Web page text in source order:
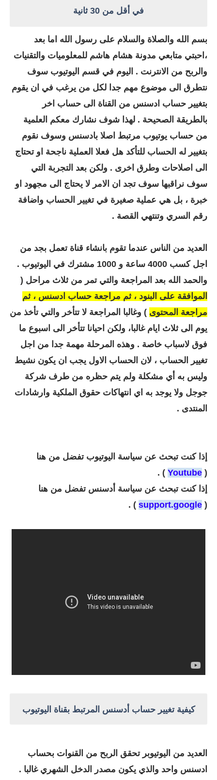
في أقل من 30 ثانية
بسم الله والصلاة والسلام على رسول الله اما بعد
،احبتي متابعي مدونة هشام هاشم للمعلوميات والتقنيات
والربح من الانترنت . اليوم في قسم اليوتيوب سوف
نتطرق الى موضوع مهم جدا لكل من يرغب في ان يقوم
بتغيير حساب ادسنس من القناة الى حساب اخر
بالطريقة الصحيحة . لهذا شوف نشارك معكم العلمية
من حساب يوتيوب مرتبط اصلا بادسنس وسوف نقوم
بتغيير له الحساب للتأكد هل فعلا العملية ناجحة او تحتاج
الى اصلاحات وطرق اخرى . ولكن بعد التجربة التي
سوف نراقبها سوف تجد ان الامر لا يحتاج الى مجهود او
خبرة ، بل هي عملية صغيرة في تغيير الحساب واضافة
رقم السري وتنتهي القصة .
العديد من الناس عندما تقوم بانشاء قناة تعمل بجد من
اجل كسب 4000 ساعة و 1000 مشترك في اليوتيوب .
والحمد الله بعد المراجعة والتي تمر من ثلاث مراحل (
الموافقة على البنود ، ثم مراجعة حساب ادسنس ، ثم
مراجعة المحتوى ) وغالبا المراجعة لا تتأخر والتي تأخذ من
يوم الى ثلاث ايام غالبا، ولكن احيانا تتأخر الى اسبوع ما
فوق لاسباب خاصة . وهذه المرحلة مهمة جدا من اجل
تغيير الحساب ، لان الحساب الاول يجب ان يكون نشيط
وليس به أي مشكلة ولم يتم حظره من طرف شركة
جوجل ولا يوجد به اي انتهاكات حقوق الملكية وارشادات
المنتدى .
إذا كنت تبحث عن سياسة اليوتيوب تفضل من هنا
(
Youtube
) .
إذا كنت تبحث عن سياسة أدسنس تفضل من هنا
(
support.google
) .
كيفية تغيير حساب أدسنس المرتبط بقناة اليوتيوب
العديد من اليوتيوبر تحقق الربح من القنوات بحساب
ادسنس واحد والذي يكون مصدر الدخل الشهري غالبا .